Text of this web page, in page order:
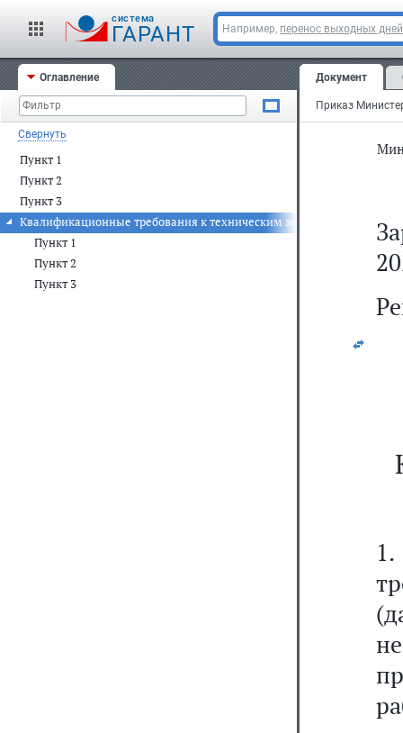
cистема
ГАРАНТ Например, перенос выходных дней
Оглавление
Свернуть
Пункт 1
Пункт 2
Пункт 3
Квалификационные требования к техническим экспертам
Пункт 1
Пункт 2
Пункт 3
Документ
3.